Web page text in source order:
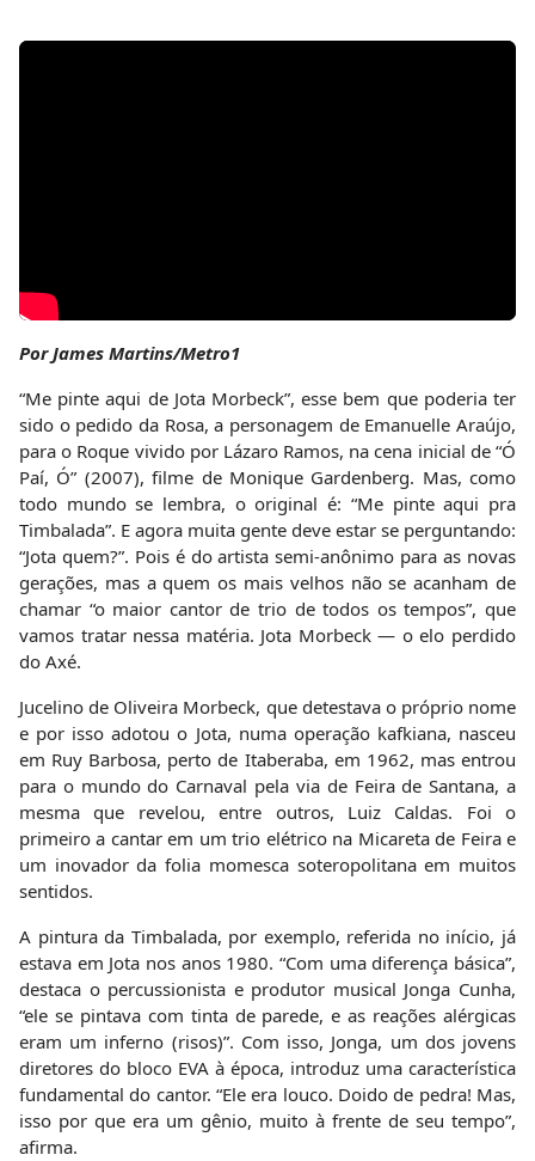
PorJames Martins/Metro1
“Me pinte aqui de Jota Morbeck”, esse bem que poderia ter
sido o pedido da Rosa, a personagem de Emanuelle Araújo,
para o Roque vivido por Lázaro Ramos, na cena inicial de “Ó
Paí, Ó” (2007), filme de Monique Gardenberg. Mas, como
todo mundo se lembra, o original é: “Me pinte aqui pra
Timbalada”. E agora muita gente deve estar se perguntando:
“Jota quem?”. Pois é do artista semi-anônimo para as novas
gerações, mas a quem os mais velhos não se acanham de
chamar “o maior cantor de trio de todos os tempos”, que
vamos tratar nessa matéria. Jota Morbeck — o elo perdido
do Axé.
Jucelino de Oliveira Morbeck, que detestava o próprio nome
e por isso adotou o Jota, numa operação kafkiana, nasceu
em Ruy Barbosa, perto de Itaberaba, em 1962, mas entrou
para o mundo do Carnaval pela via de Feira de Santana, a
mesma que revelou, entre outros, Luiz Caldas. Foi o
primeiro a cantar em um trio elétrico na Micareta de Feira e
um inovador da folia momesca soteropolitana em muitos
sentidos.
A pintura da Timbalada, por exemplo, referida no início, já
estava em Jota nos anos 1980. “Com uma diferença básica”,
destaca o percussionista e produtor musical Jonga Cunha,
“ele se pintava com tinta de parede, e as reações alérgicas
eram um inferno (risos)”. Com isso, Jonga, um dos jovens
diretores do bloco EVA à época, introduz uma característica
fundamental do cantor. “Ele era louco. Doido de pedra! Mas,
isso por que era um gênio, muito à frente de seu tempo”,
afirma.